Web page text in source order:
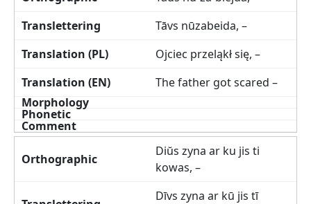
Tāvs nūzabeida, –
Ojciec przeląkł się, –
The father got scared –
Diŭs zyna ar ku jis ti
kowas, –
Dīvs zyna ar kū jis tī